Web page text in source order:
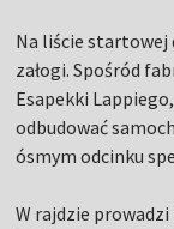
Na liście startowej
załogi. Spośród
Esapekki
odbudować
ósmym odcinku
W rajdzie